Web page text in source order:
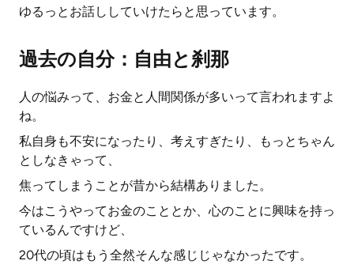
ゆるっとお話ししていけたらと思っています。
過去の自分：自由と刹那
人の悩みって、お金と人間関係が多いって言われますよ
ね。
私自身も不安になったり、考えすぎたり、もっとちゃん
としなきゃって、
焦ってしまうことが昔から結構ありました。
今はこうやってお金のこととか、心のことに興味を持っ
ているんですけど、
20代の頃はもう全然そんな感じじゃなかったです。